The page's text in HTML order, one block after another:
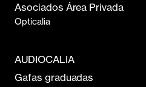
Asociados Área Privada
Opticalia
AUDIOCALIA
Gafas graduadas